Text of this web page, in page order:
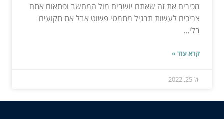
מכירים את זה שאתם יושבים מול המחשב ופתאום אתם
צריכים לעשות תרגיל מתמטי פשוט אבל את תקועים
בלי...
קרא עוד »
יול 25, 2022